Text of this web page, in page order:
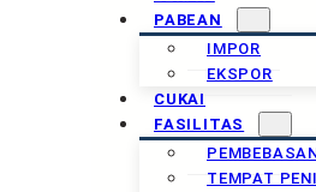
PABEAN
IMPOR
EKSPOR
CUKAI
FASILITAS
TEMPAT